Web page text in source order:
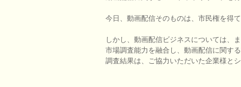
今日、動画配信そのものは、市民権を得
しかし、動画配信ビジネスについては、
市場調査能力を融合し、動画配信に関す
調査結果は、ご協力いただいた企業様と